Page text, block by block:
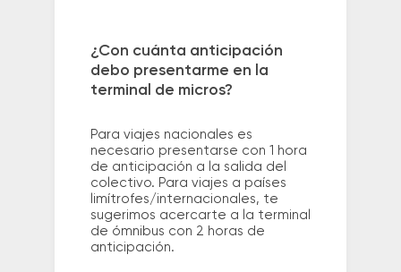
¿Con cuánta anticipación
debo presentarme en la
terminal de micros?
Para viajes nacionales es
necesario presentarse con 1 hora
de anticipación a la salida del
colectivo. Para viajes a países
limítrofes/internacionales, te
sugerimos acercarte a la terminal
de ómnibus con 2 horas de
anticipación.